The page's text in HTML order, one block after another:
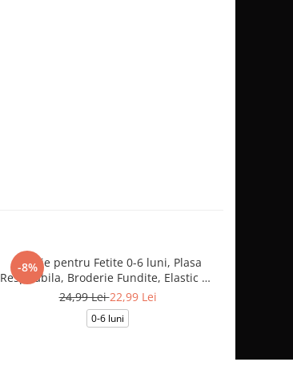
-8%
Palarie pentru Fetite 0-6 luni, Plasa
Respirabila, Broderie Fundite, Elastic de
Fixare, Culoare Alb
24,99 Lei22,99 Lei
0-6 luni